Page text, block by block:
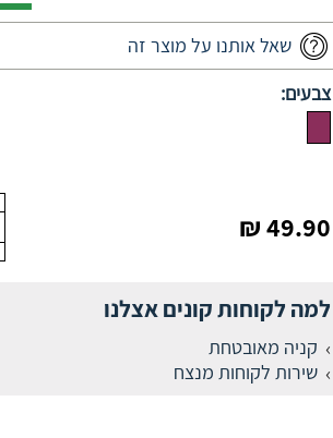
שאל אותנו על מוצר זה
צבעים:
49.90 ₪
למה לקוחות קונים אצלנו
קניה מאובטחת
שירות לקוחות מנצח